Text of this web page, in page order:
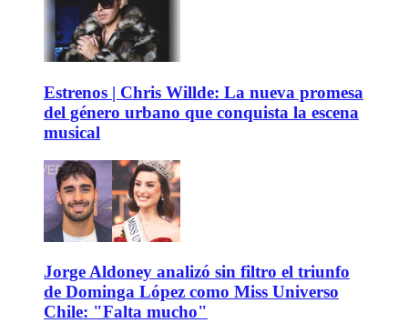
Estrenos | Chris Willde: La nueva promesa
del género urbano que conquista la escena
musical
Jorge Aldoney analizó sin filtro el triunfo
de Dominga López como Miss Universo
Chile: "Falta mucho"